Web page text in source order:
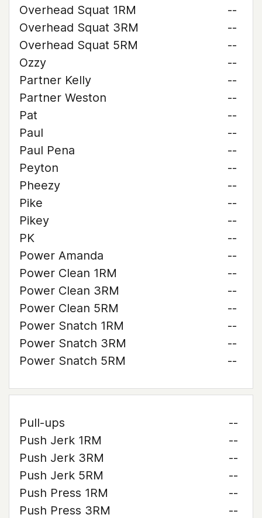
Overhead Squat 1RM
--
Overhead Squat 3RM
--
Overhead Squat 5RM
--
Ozzy
--
Partner Kelly
--
Partner Weston
--
Pat
--
Paul
--
Paul Pena
--
Peyton
--
Pheezy
--
Pike
--
Pikey
--
PK
--
Power Amanda
--
Power Clean 1RM
--
Power Clean 3RM
--
Power Clean 5RM
--
Power Snatch 1RM
--
Power Snatch 3RM
--
Power Snatch 5RM
--
Pull-ups
--
Push Jerk 1RM
--
Push Jerk 3RM
--
Push Jerk 5RM
--
Push Press 1RM
--
Push Press 3RM
--